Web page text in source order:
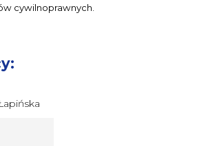
cywilnoprawnych.